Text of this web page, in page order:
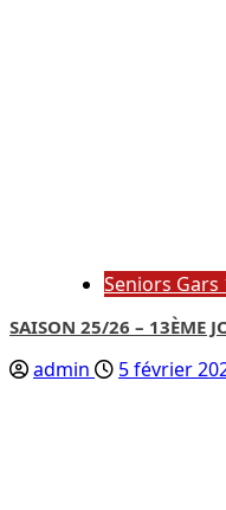
Seniors Gars
SAISON 25/26 – 13ÈME
admin 5 février